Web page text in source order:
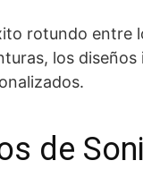
rotundo entre
los
de